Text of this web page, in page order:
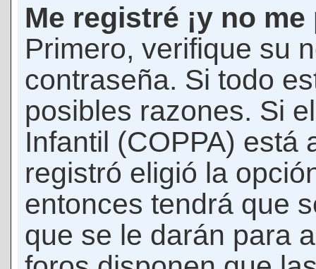
Me registré ¡y no
Primero, verifique su
contraseña. Si todo
posibles razones. Si
Infantil (COPPA) está
registró eligió la
entonces tendrá que
que se le darán para